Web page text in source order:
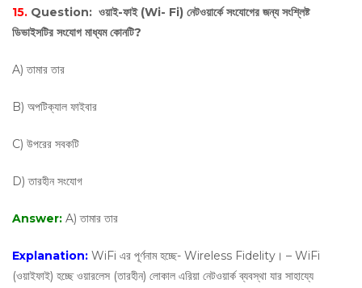
15. Question: ওয়াই-ফাই (Wi- Fi) নেটওয়ার্কে সংযোগের জন্য সংশ্লিষ্ট
ডিভাইসটির সংযোগ মাধ্যম কোনটি?
A) তামার তার
B) অপটিক্যাল ফাইবার
C) উপরের সবকটি
D) তারহীন সংযোগ
Answer: A) তামার তার
Explanation: WiFi এর পূর্ণনাম হচ্ছে- Wireless Fidelity। – WiFi
(ওয়াইফাই) হচ্ছে ওয়ারলেস (তারহীন) লোকাল এরিয়া নেটওয়ার্ক ব্যবস্থা যার সাহায্যে